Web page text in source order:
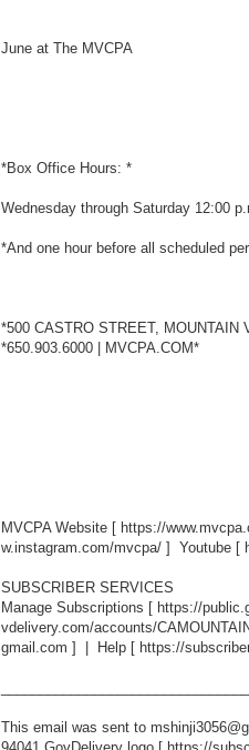
June at The MVCPA
*Box Office Hours: *
Wednesday through Saturday 12:00
*And one hour before all scheduled
*500 CASTRO STREET, MOUNTAIN
*650.903.6000 | MVCPA.COM*
MVCPA Website [ https://
w.instagram.com/mvcpa/ ] Youtube [
SUBSCRIBER SERVICES
Manage Subscriptions [ https://
vdelivery.com/accounts/
gmail.com ] | Help [ https://
This email was sent to